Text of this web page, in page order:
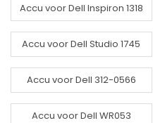
Accu voor Dell Inspiron 1318
Accu voor Dell Studio 1745
Accu voor Dell 312-0566
Accu voor Dell WR053